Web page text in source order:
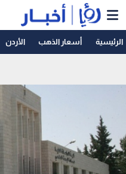
الرئيسية أسعار الذهب الأردن